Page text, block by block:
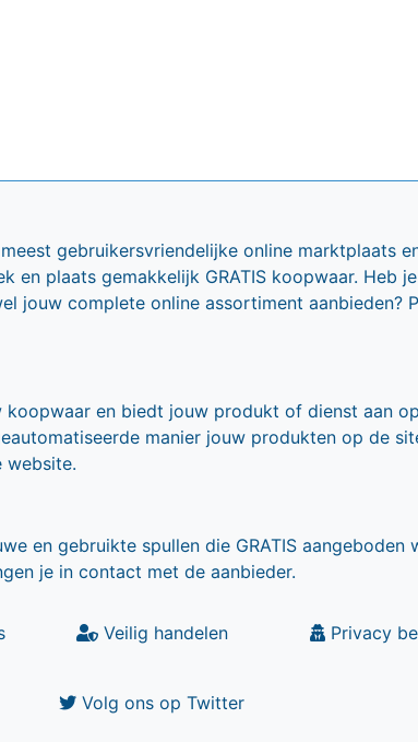
gebruikersvriendelijke online marktplaats
en plaats gemakkelijk GRATIS koopwaar. Heb
jouw complete online assortiment aanbieden?
koopwaar en biedt jouw produkt of dienst aan
manier jouw produkten op de
website.
en gebruikte spullen die GRATIS
je in contact met de aanbieder.
Veilig handelen Privacy
Volg ons op Twitter